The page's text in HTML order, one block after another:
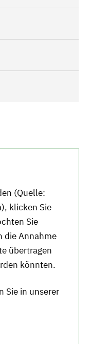
(Quelle:
), klicken Sie
Sie
die Annahme
übertragen
könnten.
Sie in unserer